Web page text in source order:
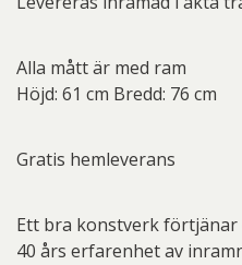
Alla mått är med ram
Höjd: 61 cm Bredd: 76 cm
Gratis hemleverans
Ett bra konstverk
40 års erfarenhet av